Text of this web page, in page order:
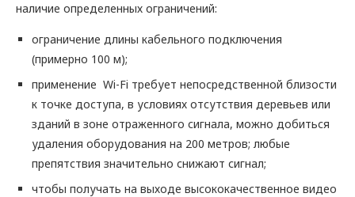
наличие определенных ограничений:
ограничение длины кабельного подключения
(примерно 100 м);
применение Wi-Fi требует непосредственной близости
к точке доступа, в условиях отсутствия деревьев или
зданий в зоне отраженного сигнала, можно добиться
удаления оборудования на 200 метров; любые
препятствия значительно снижают сигнал;
чтобы получать на выходе высококачественное видео